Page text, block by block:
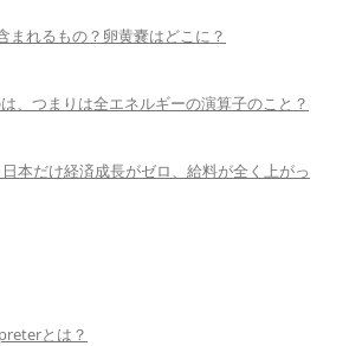
まれるもの？卵黄嚢はどこに？
、つまりは全エネルギーの演算子のこと？
本だけ経済成長がゼロ、給料が全く上がっ
とは？